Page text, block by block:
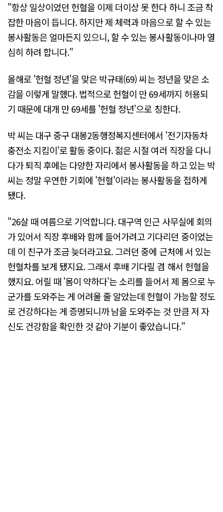
"항상 일상이었던 헌혈을 이제 더이상 못 한다 하니 조금 착
잡한 마음이 듭니다. 하지만 제 체력과 마음으로 할 수 있는
봉사활동은 얼마든지 있으니, 할 수 있는 봉사활동이나마 열
심히 하려 합니다."
올해로 '헌혈 정년'을 맞은 박규태(69) 씨는 정년을 맞은 소
감을 이렇게 말했다. 법적으로 헌혈이 만 69세까지 허용되
기 때문에 대개 만 69세를 '헌혈 정년'으로 칭한다.
박 씨는 대구 중구 대봉2동행정복지센터에서 '전기자동차
충전소 지킴이'로 활동 중이다. 젊은 시절 여러 직장을 다니
다가 퇴직 후에는 다양한 자리에서 봉사활동을 하고 있는 박
씨는 정말 우연한 기회에 '헌혈'이라는 봉사활동을 접하게
됐다.
"26살 때 여름으로 기억합니다. 대구역 인근 사무실에 회의
가 있어서 직장 후배와 함께 들어가려고 기다리던 중이었는
데 이 친구가 조금 늦더라고요. 그러던 중에 근처에 서 있는
헌혈차를 보게 됐지요. 그래서 후배 기다릴 겸 해서 헌혈을
했지요. 어릴 때 '몸이 약하다'는 소리를 들어서 제 몸으로 누
군가를 도와주는 게 어려울 줄 알았는데 헌혈이 가능할 정도
로 건강하다는 게 증명되니까 남을 도와주는 것 만큼 저 자
신도 건강함을 확인한 것 같아 기분이 좋았습니다."